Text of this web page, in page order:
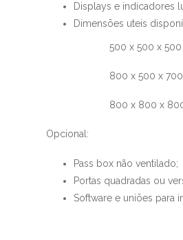
Displays e indicadores
Dimensões uteis
500 x 500 x 500
800 x 500 x 700
800 x 800 x 800
Opcional:
Pass box não ventilado;
Portas quadradas ou
Software e uniões para